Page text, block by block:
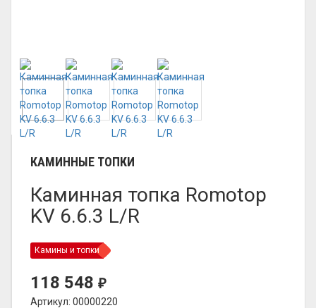
КАМИННЫЕ ТОПКИ
Каминная топка Romotop
KV 6.6.3 L/R
Камины и топки
118 548 ₽
Артикул: 00000220